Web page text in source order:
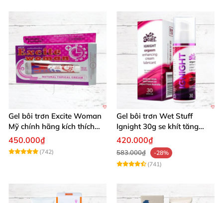
Gel bôi trơn Excite Woman
Mỹ chính hãng kích thích
khoái cảm nữ
450.000₫
(742)
Gel bôi trơn Wet Stuff
Ignight 30g se khít tăng
khoái cảm nữ hiệu quả
420.000₫
583.000₫
-28%
(741)